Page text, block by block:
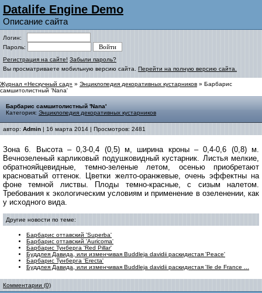
Datalife Engine Demo
Описание сайта
Логин:
Пароль:
Регистрация на сайте! Забыли пароль?
Вы просматриваете мобильную версию сайта. Перейти на полную версию сайта.
Журнал «Нескучный сад» » Энциклопедия декоративных кустарников » Барбарис
самшитолистный 'Nana'
Барбарис самшитолистный 'Nana'
Категория: Энциклопедия декоративных кустарников
автор: Admin | 16 марта 2014 | Просмотров: 2481
Зона 6. Высота – 0,3-0,4 (0,5) м, ширина кроны – 0,4-0,6 (0,8) м.
Вечнозеленый карликовый подушковидный кустарник. Листья мелкие,
обратнояйцевидные, темно-зеленые летом, осенью приобретают
красноватый оттенок. Цветки желто-оранжевые, очень эффектны на
фоне темной листвы. Плоды темно-красные, с сизым налетом.
Требования к экологическим условиям и применение в озеленении, как
у исходного вида.
Другие новости по теме:
Барбарис оттавский 'Superba'
Барбарис оттавский 'Аuricoma'
Барбарис Тунберга 'Red Pillar'
Буддлея Давида, или изменчивая Buddleja davidii раскидистая 'Peace'
Барбарис Тунберга 'Erecta'
Буддлея Давида, или изменчивая Buddleja davidii раскидистая 'Ile de France ...
Комментарии (0)